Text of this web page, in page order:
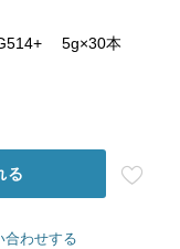
5g×30本
る
合わせする